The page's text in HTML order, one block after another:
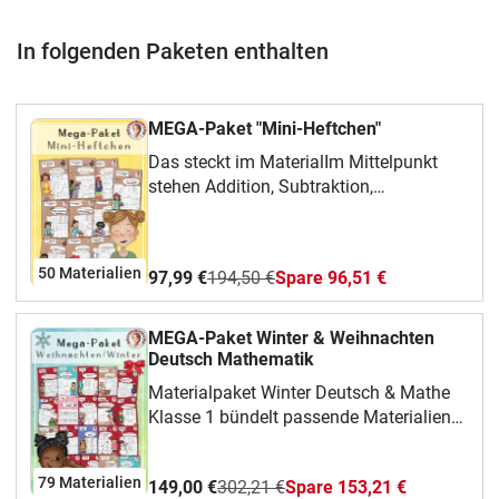
In folgenden Paketen enthalten
50 Materialien
MEGA-Paket "Mini-Heftchen"
Das steckt im MaterialIm Mittelpunkt
stehen Addition, Subtraktion,
Freiarbeit, Wochenplan und
Wiederholung und gibt dir mehrere
Bausteine für wiederholtes Üben,
Vertiefen oder Organisieren. Struktur und
ZielDie Materialien sind so angelegt,
dass Kinder Aufgaben übersichtlich
bearbeiten und zentrale Inhalte
dich bleibt die Auswahl flexibel: einzelne
97,99 €194,50 €Spare 96,51 €
79 Materialien
MEGA-Paket Winter & Weihnachten
Deutsch Mathematik
Materialpaket Winter Deutsch & Mathe
Klasse 1 bündelt passende Materialien
deinem Thema oder deiner
149,00 €302,21 €Spare 153,21 €